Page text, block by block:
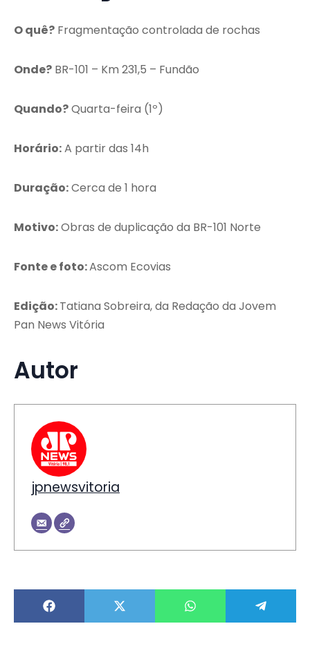
O quê? Fragmentação controlada de rochas
Onde? BR-101 – Km 231,5 – Fundão
Quando?Quarta-feira (1º)
Horário:A partir das 14h
Duração:Cerca de 1 hora
Motivo:Obras de duplicação da BR-101 Norte
Fonte e foto:Ascom Ecovias
Edição:Tatiana Sobreira, da Redação da Jovem
Pan News Vitória
Autor
jpnewsvitoria